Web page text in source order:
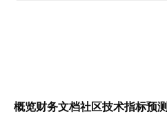
概览财务文档社区技术指标预测